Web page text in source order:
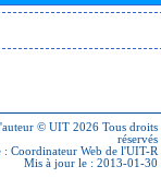
© UIT 2026 Tous droits
réservés
: Coordinateur Web de l'UIT-R
Mis à jour le : 2013-01-30